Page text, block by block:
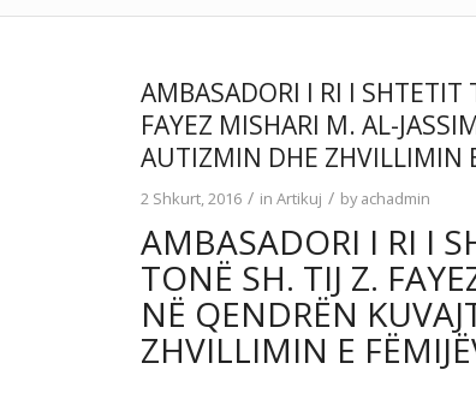
AMBASADORI I RI I SHTETIT
FAYEZ MISHARI M. AL-
AUTIZMIN DHE ZHVILLIMIN
2 Shkurt, 2016 / inArtikuj / byachadmin
AMBASADORI I RI I
TONË SH. TIJ Z.
NË QENDRËN
ZHVILLIMIN E